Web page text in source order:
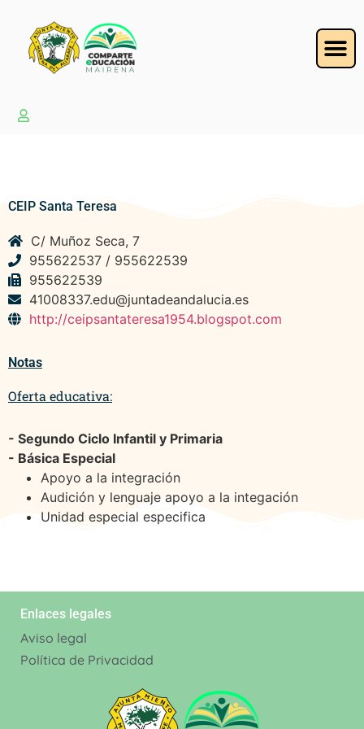
CEIP Santa Teresa
C/ Muñoz Seca, 7
955622537 / 955622539
955622539
41008337.edu@juntadeandalucia.es
http://ceipsantateresa1954.blogspot.com
Notas
Oferta educativa:
- Segundo Ciclo Infantil y Primaria
- Básica Especial
Apoyo a la integración
Audición y lenguaje apoyo a la integación
Unidad especial especifica
Enlaces legales
Aviso legal
Política de Privacidad